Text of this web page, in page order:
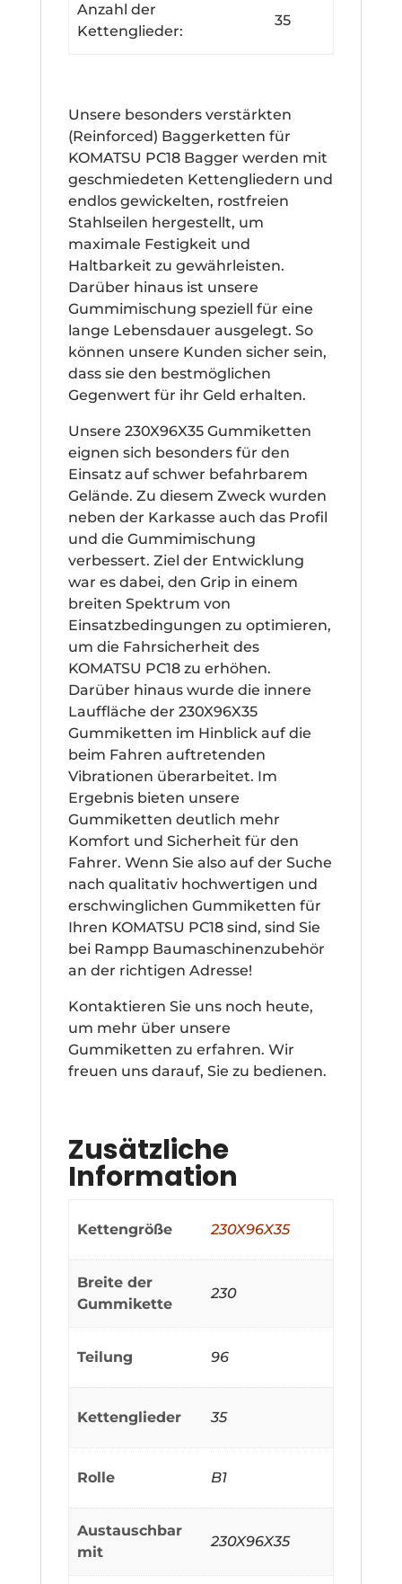
Anzahl der
Kettenglieder:
35
Unsere besonders verstärkten
(Reinforced) Baggerketten für
KOMATSU PC18 Bagger werden mit
geschmiedeten Kettengliedern und
endlos gewickelten, rostfreien
Stahlseilen hergestellt, um
maximale Festigkeit und
Haltbarkeit zu gewährleisten.
Darüber hinaus ist unsere
Gummimischung speziell für eine
lange Lebensdauer ausgelegt. So
können unsere Kunden sicher sein,
dass sie den bestmöglichen
Gegenwert für ihr Geld erhalten.
Unsere 230X96X35 Gummiketten
eignen sich besonders für den
Einsatz auf schwer befahrbarem
Gelände. Zu diesem Zweck wurden
neben der Karkasse auch das Profil
und die Gummimischung
verbessert. Ziel der Entwicklung
war es dabei, den Grip in einem
breiten Spektrum von
Einsatzbedingungen zu optimieren,
um die Fahrsicherheit des
KOMATSU PC18 zu erhöhen.
Darüber hinaus wurde die innere
Lauffläche der 230X96X35
Gummiketten im Hinblick auf die
beim Fahren auftretenden
Vibrationen überarbeitet. Im
Ergebnis bieten unsere
Gummiketten deutlich mehr
Komfort und Sicherheit für den
Fahrer. Wenn Sie also auf der Suche
nach qualitativ hochwertigen und
erschwinglichen Gummiketten für
Ihren KOMATSU PC18 sind, sind Sie
bei Rampp Baumaschinenzubehör
an der richtigen Adresse!
Kontaktieren Sie uns noch heute,
um mehr über unsere
Gummiketten zu erfahren. Wir
freuen uns darauf, Sie zu bedienen.
Zusätzliche
Information
Kettengröße 230X96X35
Breite der
Gummikette
230
Teilung 96
Kettenglieder 35
Rolle B1
Austauschbar
mit
230X96X35